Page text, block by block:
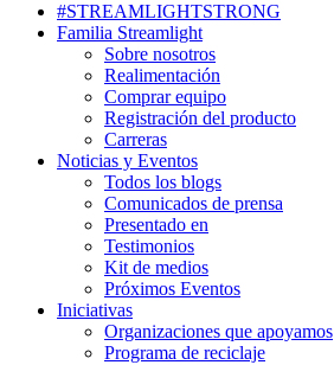
#STREAMLIGHTSTRONG
Familia Streamlight
Sobre nosotros
Realimentación
Comprar equipo
Registración del producto
Carreras
Noticias y Eventos
Todos los blogs
Comunicados de prensa
Presentado en
Testimonios
Kit de medios
Próximos Eventos
Iniciativas
Organizaciones que apoyamos
Programa de reciclaje